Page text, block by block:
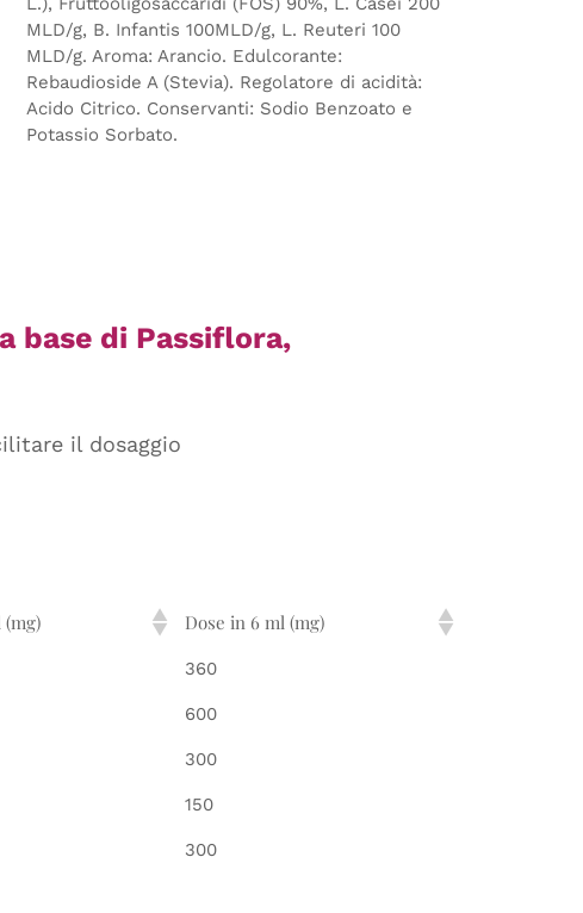
MLD/g, B. Infantis 100MLD/g, L. Reuteri 100
MLD/g. Aroma: Arancio. Edulcorante:
Rebaudioside A (Stevia). Regolatore di acidità:
Acido Citrico. Conservanti: Sodio Benzoato e
Potassio Sorbato.
base di Passiflora,
il dosaggio
(mg) Dose in 6 ml (mg)
360
600
300
150
300